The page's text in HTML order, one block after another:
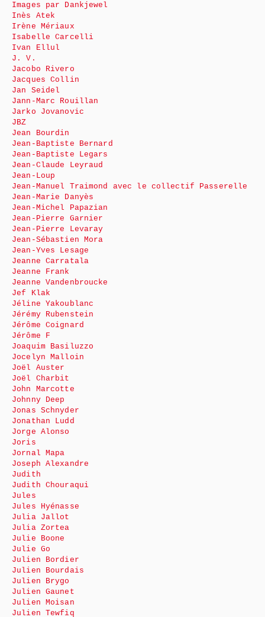
Images par Dankjewel
Inès Atek
Irène Mériaux
Isabelle Carcelli
Ivan Ellul
J. V.
Jacobo Rivero
Jacques Collin
Jan Seidel
Jann-Marc Rouillan
Jarko Jovanovic
JBZ
Jean Bourdin
Jean-Baptiste Bernard
Jean-Baptiste Legars
Jean-Claude Leyraud
Jean-Loup
Jean-Manuel Traimond avec le collectif Passerelle
Jean-Marie Danyès
Jean-Michel Papazian
Jean-Pierre Garnier
Jean-Pierre Levaray
Jean-Sébastien Mora
Jean-Yves Lesage
Jeanne Carratala
Jeanne Frank
Jeanne Vandenbroucke
Jef Klak
Jéline Yakoublanc
Jérémy Rubenstein
Jérôme Coignard
Jérôme F
Joaquim Basiluzzo
Jocelyn Malloin
Joël Auster
Joël Charbit
John Marcotte
Johnny Deep
Jonas Schnyder
Jonathan Ludd
Jorge Alonso
Joris
Jornal Mapa
Joseph Alexandre
Judith
Judith Chouraqui
Jules
Jules Hyénasse
Julia Jallot
Julia Zortea
Julie Boone
Julie Go
Julien Bordier
Julien Bourdais
Julien Brygo
Julien Gaunet
Julien Moisan
Julien Tewfiq